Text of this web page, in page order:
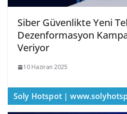
Siber Güvenlikte Yeni
Dezenformasyon
Veriyor
10 Haziran 2025
Soly Hotspot |